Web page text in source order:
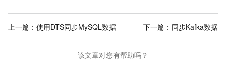
上一篇： 使用DTS同步MySQL数据 下一篇： 同步Kafka数据
该文章对您有帮助吗？